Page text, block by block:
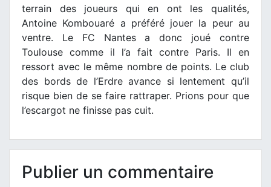
terrain des joueurs qui en ont les qualités,
Antoine Kombouaré a préféré jouer la peur au
ventre. Le FC Nantes a donc joué contre
Toulouse comme il l’a fait contre Paris. Il en
ressort avec le même nombre de points. Le club
des bords de l’Erdre avance si lentement qu’il
risque bien de se faire rattraper. Prions pour que
l’escargot ne finisse pas cuit.
Publier un commentaire